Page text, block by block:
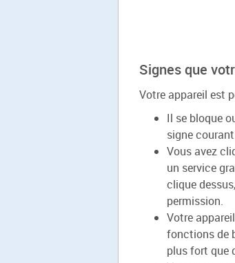
Signes que
Votre appareil est
Il se bloque
signe
Vous avez
un service
clique
permission.
Votre
fonctions de
plus fort que